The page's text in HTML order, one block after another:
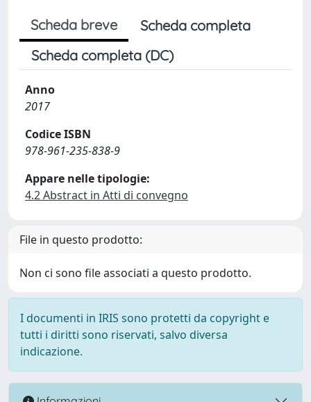
Scheda breve
Scheda completa
Scheda completa (DC)
Anno
2017
Codice ISBN
978-961-235-838-9
Appare nelle tipologie:
4.2 Abstract in Atti di convegno
File in questo prodotto:
Non ci sono file associati a questo prodotto.
I documenti in IRIS sono protetti da copyright e
tutti i diritti sono riservati, salvo diversa
indicazione.